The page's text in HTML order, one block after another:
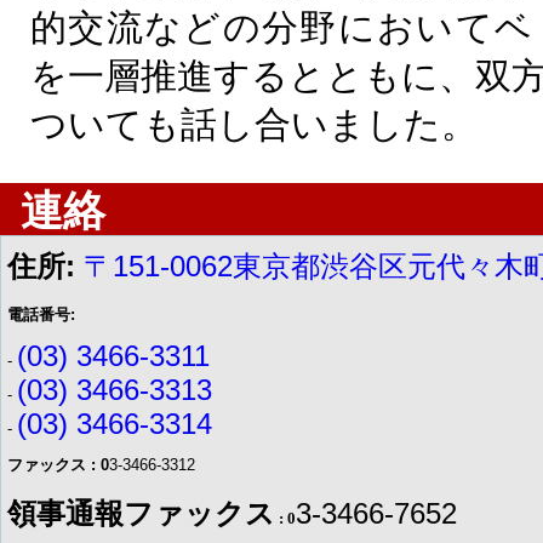
的交流などの分野において
を一層推進するとともに、双
ついても話し合いました。
連絡
住所: 〒151-0062東京都渋谷区元代々木
電話番号:
- (03) 3466-3311
- (03) 3466-3313
- (03) 3466-3314
ファックス : 03-3466-3312
領事通報ファックス : 03-3466-7652